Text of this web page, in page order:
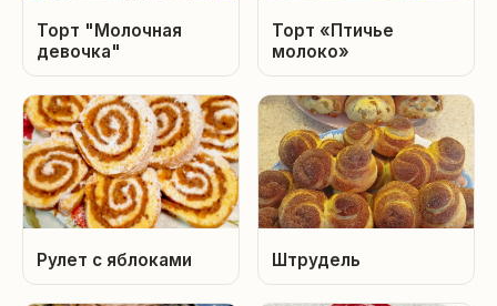
Торт "Молочная
девочка"
Торт «Птичье
молоко»
Рулет с яблоками Штрудель